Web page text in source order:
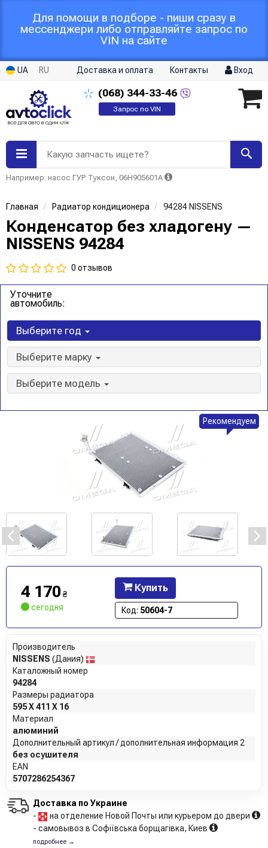
Для помощи в подборе - пиши сразу в
мессенджери либо отправляйте запрос по
VIN на сайте
UA RU Доставка и оплата Контакты Вход
(068) 344-33-46
Запрос по VIN
Какую запчасть ищете?
Например: насос ГУР Туксон, 06H905601A
Главная Радиатор кондиционера 94284 NISSENS
Конденсатор без хладогену —
NISSENS 94284
0 отзывов
Уточните
автомобиль:
Выберите год
Выберите марку
Выберите модель
Рекомендуем
4 170 ₴
сегодня
Купить
Код: 50604-7
Производитель
NISSENS (Дания)
Каталожный номер
94284
Размеры радиатора
595 X 411 X 16
Материал
алюминий
Дополнительный артикул / дополнительная информация 2
без осушителя
EAN
5707286254367
Доставка по Украине
-
на отделение Новой Почты или курьером до двери
- самовывоз в Софіївська борщагівка, Киев
подробнее →